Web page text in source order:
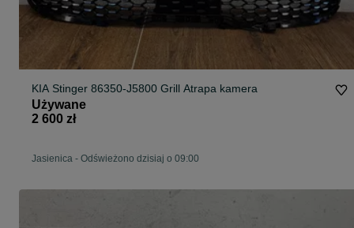
KIA Stinger 86350-J5800 Grill Atrapa kamera
Używane
2 600 zł
Jasienica - Odświeżono dzisiaj o 09:00